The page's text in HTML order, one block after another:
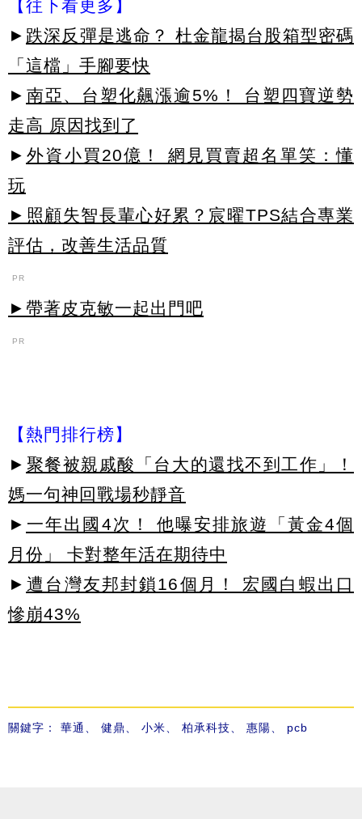
【往下看更多】
► 跌深反彈是逃命？ 杜金龍揭台股箱型密碼
「這檔」手腳要快
► 南亞、台塑化飆漲逾5%！ 台塑四寶逆勢
走高 原因找到了
► 外資小買20億！ 網見買賣超名單笑：懂
玩
►照顧失智長輩心好累？宸曜TPS結合專業
評估，改善生活品質
PR
►帶著皮克敏一起出門吧
PR
【熱門排行榜】
► 聚餐被親戚酸「台大的還找不到工作」！
媽一句神回戰場秒靜音
► 一年出國4次！ 他曝安排旅遊「黃金4個
月份」 卡對整年活在期待中
► 遭台灣友邦封鎖16個月！ 宏國白蝦出口
慘崩43%
關鍵字： 華通 、 健鼎、 小米、 柏承科技、 惠陽、 pcb